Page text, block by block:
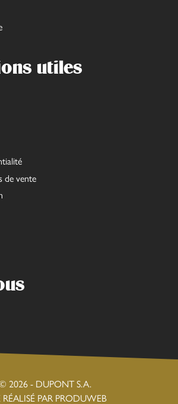
utiles
de vente
2026 - DUPONT S.A.
RÉALISÉ PAR PRODUWEB